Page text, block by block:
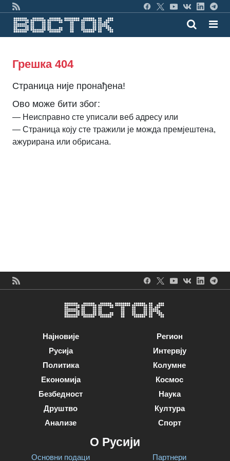
Грешка 404
Страница није пронађена!
Ово може бити због:
— Неисправно сте уписали веб адресу или
— Страница коју сте тражили је можда премјештена,
ажурирана или обрисана.
Најновије
Русија
Политика
Економија
Безбедност
Друштво
Анализе
Регион
Интервју
Колумне
Космос
Наука
Култура
Спорт
О Русији
Основни подаци Партнери